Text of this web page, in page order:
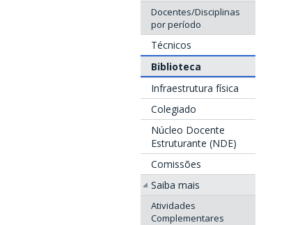
Docentes/Disciplinas
por período
Técnicos
Biblioteca
Infraestrutura física
Colegiado
Núcleo Docente
Estruturante (NDE)
Comissões
Saiba mais
Atividades
Complementares